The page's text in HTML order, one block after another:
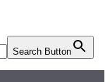
Search Button